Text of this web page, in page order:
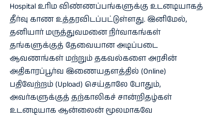
Hospital உரிம விண்ணப்பங்களுக்கு உடனடியாகத்
தீர்வு காண உத்தரவிடப்பட்டுள்ளது. இனிமேல்,
தனியார் மருத்துவமனை நிர்வாகங்கள்
தங்களுக்குத் தேவையான அடிப்படை
ஆவணங்கள் மற்றும் தகவல்களை அரசின்
அதிகாரப்பூர்வ இணையதளத்தில் (Online)
பதிவேற்றம் (Upload) செய்தாலே போதும்,
அவர்களுக்குத் தற்காலிகச் சான்றிதழ்கள்
உடனடியாக ஆன்லைன் மூலமாகவே